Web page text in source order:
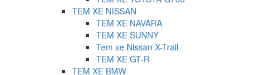
TEM XE NISSAN
TEM XE NAVARA
TEM XE SUNNY
Tem xe Nissan X-Trail
TEM XE GT-R
TEM XE BMW